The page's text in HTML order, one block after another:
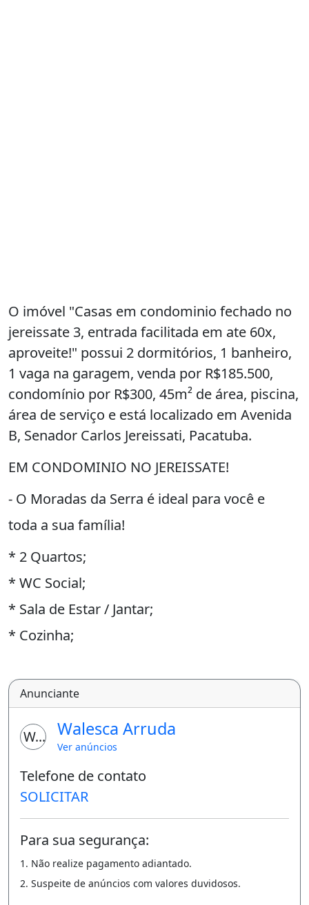
O imóvel "Casas em condominio fechado no
jereissate 3, entrada facilitada em ate 60x,
aproveite!" possui 2 dormitórios, 1 banheiro,
1 vaga na garagem, venda por R$185.500,
condomínio por R$300, 45m² de área, piscina,
área de serviço e está localizado em Avenida
B, Senador Carlos Jereissati, Pacatuba.
EM CONDOMINIO NO JEREISSATE!
- O Moradas da Serra é ideal para você e
toda a sua família!
* 2 Quartos;
* WC Social;
* Sala de Estar / Jantar;
* Cozinha;
* Quintal;
* 1 Vaga;
SEGURANÇA E
* Portaria com segurança 24hs;
* Piscina Adulta e Infantil;
* Salão de Festas;
Anunciante
WA Walesca Arruda
Ver anúncios
Telefone de contato
SOLICITAR
Para sua segurança:
1. Não realize pagamento adiantado.
2. Suspeite de anúncios com valores duvidosos.